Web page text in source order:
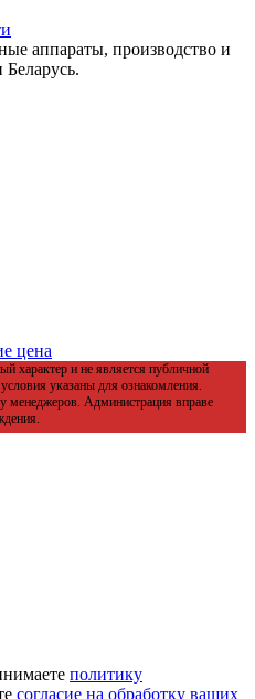
аппараты, производство и
характер и не является публичной
указаны для ознакомления.
менеджеров. Администрация вправе
политику
согласие на обработку ваших